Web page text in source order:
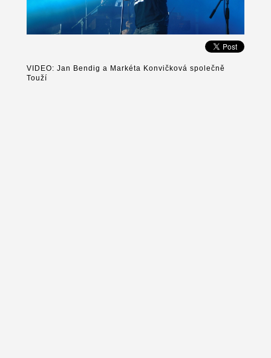
VIDEO: Jan Bendig a Markéta Konvičková společně
Touží